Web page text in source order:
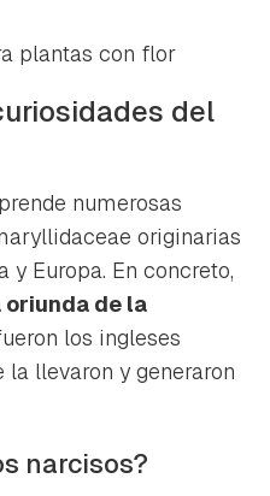
plantas con flor
del
numerosas
originarias
Europa. En concreto,
oriunda de la
los ingleses
la llevaron y generaron
narcisos?